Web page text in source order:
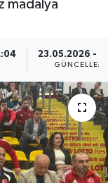
madalya
23.05.2026 -